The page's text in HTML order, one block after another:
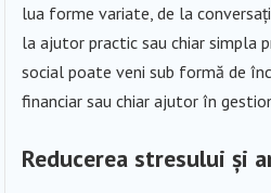
lua forme variate, de la
la ajutor practic sau chiar simpla
social poate veni sub formă de
financiar sau chiar ajutor în
Reducerea stresului și